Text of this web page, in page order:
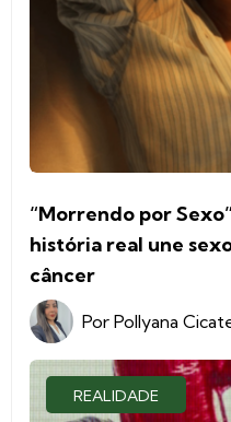
“Morrendo por
história real une
câncer
Por Pollyana
REALIDADE